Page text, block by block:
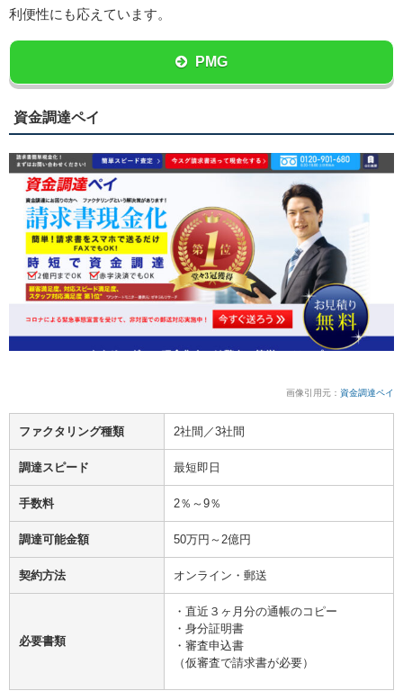
利便性にも応えています。
PMG
資金調達ペイ
画像引用元： 資金調達ペイ
ファクタリング種類 2社間／3社間
調達スピード 最短即日
手数料 2％～9％
調達可能金額 50万円～2億円
契約方法 オンライン・郵送
必要書類
・直近３ヶ月分の通帳のコピー
・身分証明書
・審査申込書
（仮審査で請求書が必要）